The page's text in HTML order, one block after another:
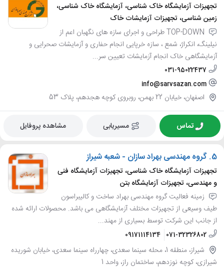
تجهیزات آزمایشگاه خاک شناسی، آزمایشگاه خاک شناسی،
زمین شناسی، تجهیزات آزمایشات خاک
TOP-DOWN طراحی و اجرای سازه های نگهبان اعم از
نیلینگ، انکراژ، شمع ، سازه خرپایی انجام حفاری و آزمایشات صحرایی و
آزمایشگاهی خاک انجام آزمایشات تعیین سر...
031-95022437
info@sarvsazan.com
اصفهان، خیابان 22 بهمن، روبروی کوچه هجدهم، پلاک 53
تماس مسیریابی مشاهده پروفایل
5. گروه مهندسی بهراد سازان - شعبه شیراز
تجهیزات آزمایشگاه خاک شناسی، تجهیزات آزمایشگاه فنی
و مهندسی، تجهیزات آزمایشگاه بتن
زمینه فعالیت گروه مهندسی بهراد ساخت و کالیبراسون
طیف وسیعی از تجهیزات مختلف آزمایشگاهی می باشد. محصولات ارائه شده
از جانب این شرکت توسط بسیاری از مهند...
071-32326802
09171114134
شیراز، منطقه 1، محله سینما سعدی، چهارراه سینما سعدی، خیابان شوریده
شیرازی، کوچه نوزدهم، ساختمان راز، واحد 1